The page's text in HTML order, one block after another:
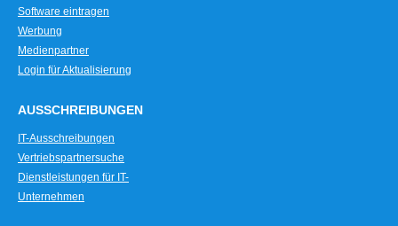
Software eintragen
Werbung
Medienpartner
Login für Aktualisierung
AUSSCHREIBUNGEN
IT-Ausschreibungen
Vertriebspartnersuche
Dienstleistungen für IT-
Unternehmen